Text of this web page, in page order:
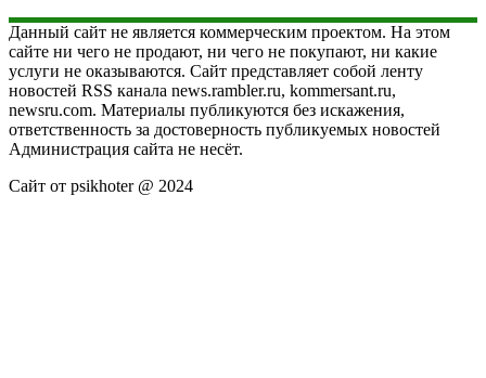
Данный сайт не является коммерческим проектом. На этом
сайте ни чего не продают, ни чего не покупают, ни какие
услуги не оказываются. Сайт представляет собой ленту
новостей RSS канала news.rambler.ru, kommersant.ru,
newsru.com. Материалы публикуются без искажения,
ответственность за достоверность публикуемых новостей
Администрация сайта не несёт.
Сайт от psikhoter @ 2024